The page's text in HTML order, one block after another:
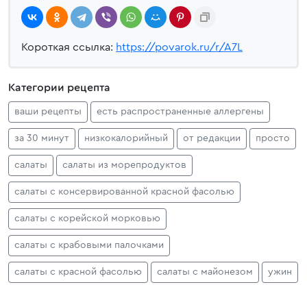
Короткая ссылка: https://povarok.ru/r/A7L
Категории рецепта
ваши рецепты есть распространенные аллергены
за 30 минут низкокалорийный от редакции просто
салаты салаты из морепродуктов
салаты с консервированной красной фасолью
салаты с корейской морковью
салаты с крабовыми палочками
салаты с красной фасолью салаты с майонезом ужин